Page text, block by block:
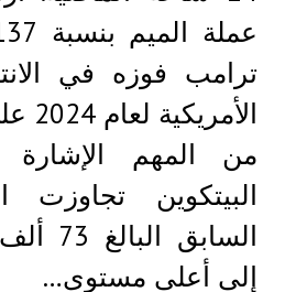
ترامب فوزه في
من المهم
البيتكوين تجاوزت
إلى أعلى مستوى…